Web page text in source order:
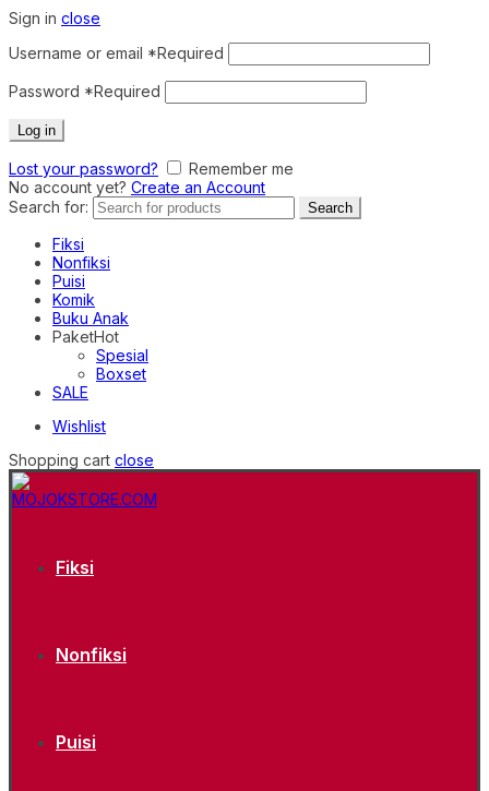
Sign in close
Username or email *Required
Password *Required
Log in
Lost your password?
Remember me
No account yet? Create an Account
Search for:
Search
Fiksi
Nonfiksi
Puisi
Komik
Buku Anak
PaketHot
Spesial
Boxset
SALE
Wishlist
Shopping cart close
Fiksi
Nonfiksi
Puisi